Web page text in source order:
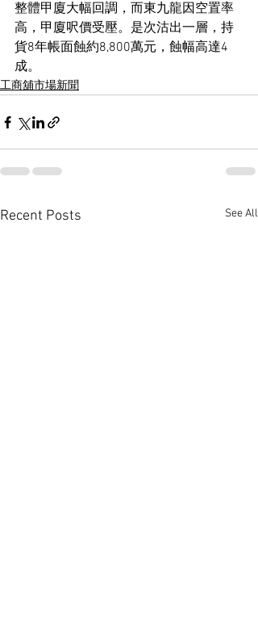
整體甲廈大幅回調，而東九龍因空置率
高，甲廈呎價受壓。是次沽出一層，持
貨8年帳面蝕約8,800萬元，蝕幅高達4
成。
工商舖市場新聞
Recent Posts See All